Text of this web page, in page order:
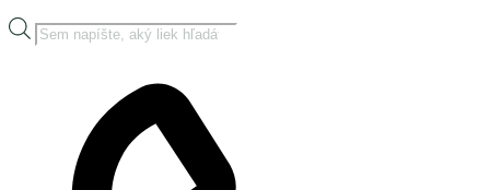
Products
search